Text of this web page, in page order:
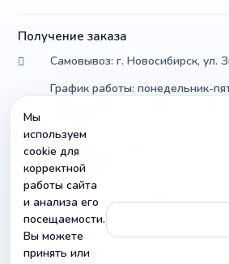
Получение заказа
Самовывоз: г. Новосибирск, ул.
График работы: понедельник-
Доставка по России почтой и
компаниями
Контакты
Мы
используем
cookie для
корректной
работы сайта
и анализа его
посещаемости.
Вы можете
принять или